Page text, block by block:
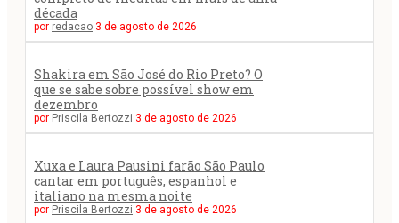
década
por redacao 3 de agosto de 2026
Shakira em São José do Rio Preto? O
que se sabe sobre possível show em
dezembro
por Priscila Bertozzi 3 de agosto de 2026
Xuxa e Laura Pausini farão São Paulo
cantar em português, espanhol e
italiano na mesma noite
por Priscila Bertozzi 3 de agosto de 2026